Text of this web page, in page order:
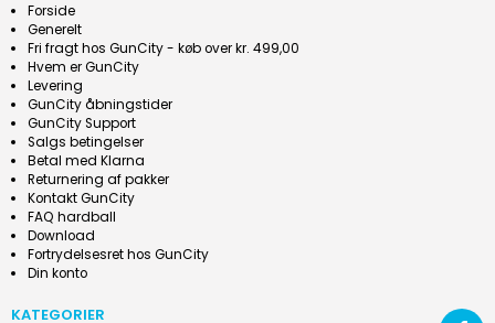
Forside
Generelt
Fri fragt hos GunCity - køb over kr. 499,00
Hvem er GunCity
Levering
GunCity åbningstider
GunCity Support
Salgs betingelser
Betal med Klarna
Returnering af pakker
Kontakt GunCity
FAQ hardball
Download
Fortrydelsesret hos GunCity
Din konto
KATEGORIER